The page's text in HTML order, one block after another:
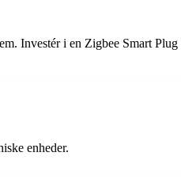
Investér i en Zigbee Smart
enheder.